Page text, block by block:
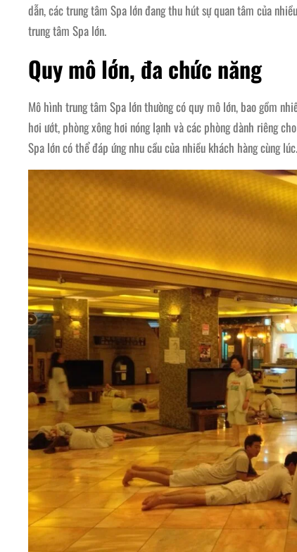
dẫn, các trung tâm Spa lớn đang thu hút sự quan tâm của
trung tâm Spa lớn.
Quy mô lớn, đa chức năng
Mô hình trung tâm Spa lớn thường có quy mô lớn, bao gồm
hơi ướt, phòng xông hơi nóng lạnh và các phòng dành riêng
Spa lớn có thể đáp ứng nhu cầu của nhiều khách hàng cùng lúc.